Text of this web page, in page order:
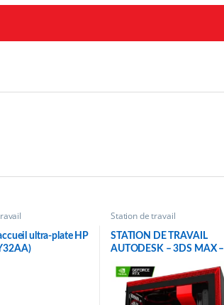
ultra-plate HP
Station de travail
STATION DE TRAVAIL
AUTODESK – 3DS MAX –
3090